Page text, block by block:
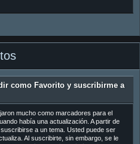
como Favorito y suscribirme a
mucho como marcadores para el
había una actualización. A partir de
a un tema. Usted puede ser
Al suscribirte, sin embargo, se le